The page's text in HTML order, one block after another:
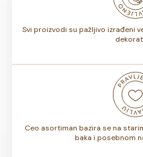
Svi proizvodi su pažljivo izrađeni
Ceo asortiman bazira se na
baka i posebnom